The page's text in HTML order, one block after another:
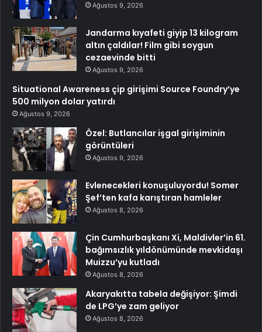
Ağustos 9, 2026
Jandarma kıyafeti giyip 13 kilogram
altın çaldılar! Film gibi soygun
cezaevinde bitti
Ağustos 9, 2026
Situational Awareness çip girişimi Source Foundry’ye
500 milyon dolar yatırdı
Ağustos 9, 2026
Özel: Butlancılar işgal girişiminin
görüntüleri
Ağustos 9, 2026
Evlenecekleri konuşuluyordu! Somer
Şef’ten kafa karıştıran hamleler
Ağustos 8, 2026
Çin Cumhurbaşkanı Xi, Maldivler’in 61.
bağımsızlık yıldönümünde mevkidaşı
Muizzu’yu kutladı
Ağustos 8, 2026
Akaryakıtta tabela değişiyor: Şimdi
de LPG’ye zam geliyor
Ağustos 8, 2026